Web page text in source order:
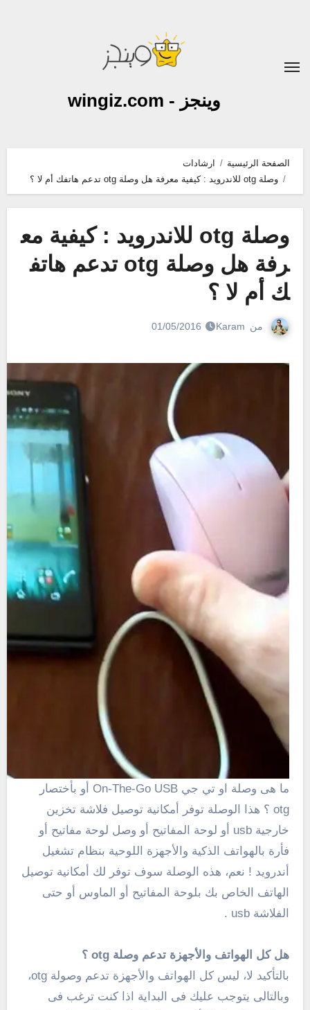
وينجز - wingiz.com
الصفحة الرئيسية
ارشادات
وصلة otg للاندرويد : كيفية معرفة هل وصلة otg تدعم هاتفك أم لا ؟
وصلة otg للاندرويد : كيفية مع
رفة هل وصلة otg تدعم هاتف
ك أم لا ؟
من Karam
01/05/2016
ما هى وصلة او تي جي On-The-Go USB أو بأختصار
otg ؟ هذا الوصلة توفر أمكانية توصيل فلاشة تخزين
خارجية usb أو لوحة المفاتيح أو وصل لوحة مفاتيح أو
فأرة بالهواتف الذكية والأجهزة اللوحية بنظام تشغيل
أندرويد ! نعم، هذه الوصلة سوف توفر لك أمكانية توصيل
الهاتف الخاص بك بلوحة المفاتيح أو الماوس أو حتى
الفلاشة usb .
هل كل الهواتف والأجهزة تدعم وصلة otg ؟
بالتأكيد لا، ليس كل الهواتف والأجهزة تدعم وصولة otg،
وبالتالى يتوجب عليك فى البداية اذا كنت ترغب فى